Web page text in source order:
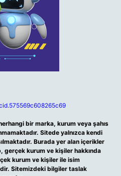
bir marka, kurum veya şahıs
Sitede yalnızca kendi
Burada yer alan içerikler
gerçek kurum ve kişiler hakkında
kurum ve kişiler ile isim
Sitemizdeki bilgiler taslak